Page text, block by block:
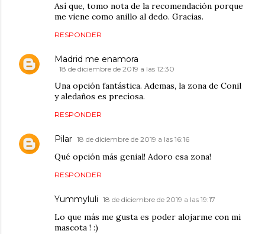
Así que, tomo nota de la recomendación porque
me viene como anillo al dedo. Gracias.
RESPONDER
Madrid me enamora
18 de diciembre de 2019 a las 12:30
Una opción fantástica. Ademas, la zona de Conil
y aledaños es preciosa.
RESPONDER
Pilar 18 de diciembre de 2019 a las 16:16
Qué opción más genial! Adoro esa zona!
RESPONDER
Yummyluli 18 de diciembre de 2019 a las 19:17
Lo que más me gusta es poder alojarme con mi
mascota ! :)